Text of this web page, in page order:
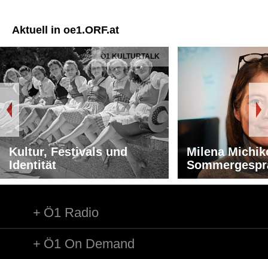
Aktuell in oe1.ORF.at
Ö1 KULTURTALK
Kultur, Festivals und
Identität
Milena
Ö1 Radio
Ö1 On Demand